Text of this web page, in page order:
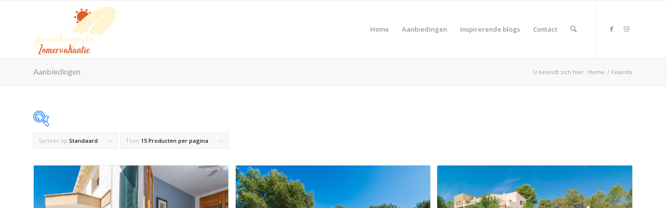
Home Aanbiedingen Inspirerende blogs Contact
Aanbiedingen U bevindt zich hier: Home / Felanitx
Op voorraad
Product Maximaal aantal personen Product Prijs vanaf €
Product Reisorganisatie Product Type vakantie Product Wifi
Sorteer op Standaard Toon 15 Producten per pagina